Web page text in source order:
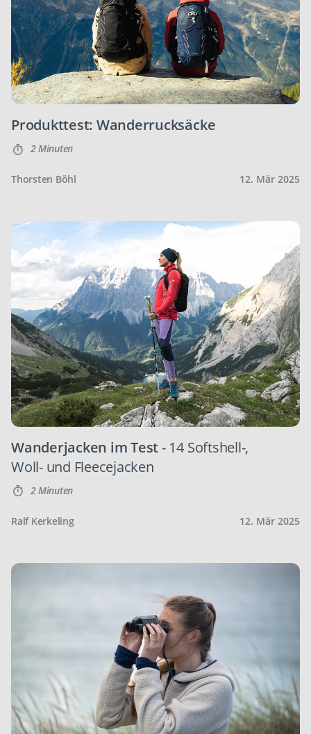
Produkttest: Wanderrucksäcke
2 Minuten
Thorsten Böhl 12. Mär 2025
Wanderjacken im Test- 14 Softshell-,
Woll- und Fleecejacken
2 Minuten
Ralf Kerkeling 12. Mär 2025